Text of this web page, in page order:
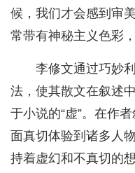
候，我们才会感到审
常带有神秘主义色彩
李修文通过巧妙
法，使其散文在叙述
于小说的“虚”。在作
面真切体验到诸多人
持着虚幻和不真切的